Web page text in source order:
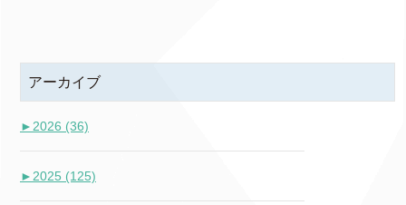
アーカイブ
► 2026 (36)
► 2025 (125)